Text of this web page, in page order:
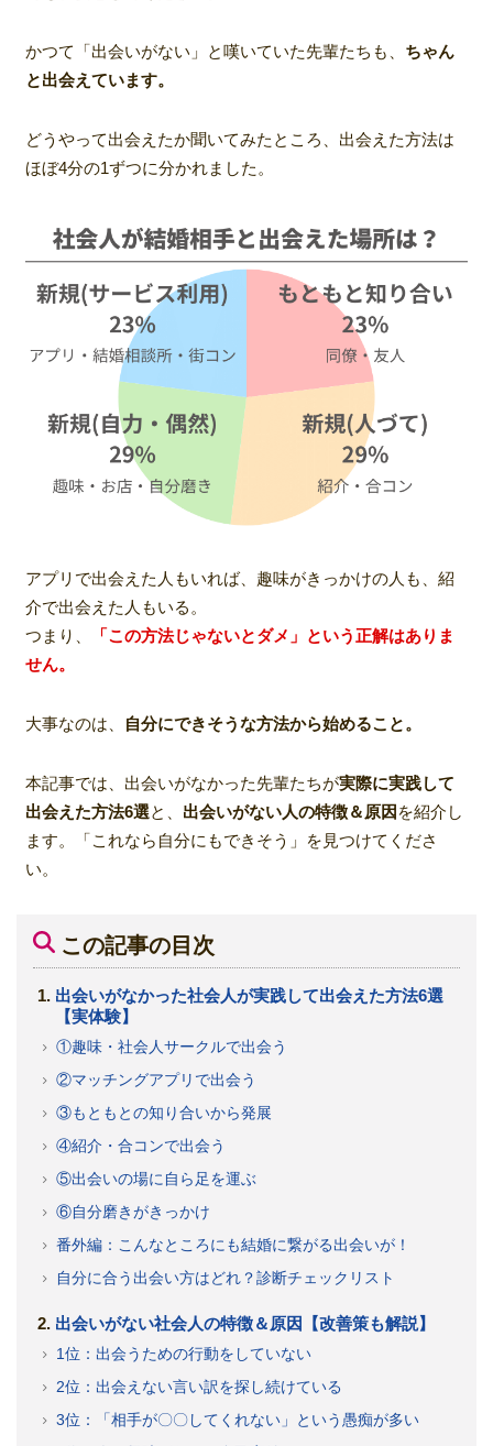
かつて「出会いがない」と嘆いていた先輩たちも、 ちゃん
と出会えています。
どうやって出会えたか聞いてみたところ、出会えた方法は
ほぼ4分の1ずつに分かれました。
アプリで出会えた人もいれば、趣味がきっかけの人も、紹
介で出会えた人もいる。
つまり、
「この方法じゃないとダメ」という正解はありま
せん。
大事なのは、 自分にできそうな方法から始めること。
本記事では、出会いがなかった先輩たちが実際に実践して
出会えた方法6選と、 出会いがない人の特徴＆原因 を紹介し
ます。「これなら自分にもできそう」を見つけてくださ
い。
この記事の目次
出会いがなかった社会人が実践して出会えた方法6選
【実体験】
①趣味・社会人サークルで出会う
②マッチングアプリで出会う
③もともとの知り合いから発展
④紹介・合コンで出会う
⑤出会いの場に自ら足を運ぶ
⑥自分磨きがきっかけ
番外編：こんなところにも結婚に繋がる出会いが！
自分に合う出会い方はどれ？診断チェックリスト
出会いがない社会人の特徴＆原因【改善策も解説】
1位：出会うための行動をしていない
2位：出会えない言い訳を探し続けている
3位：「相手が〇〇してくれない」という愚痴が多い